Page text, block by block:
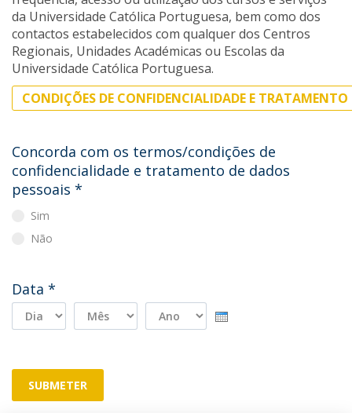
da Universidade Católica Portuguesa, bem como dos
contactos estabelecidos com qualquer dos Centros
Regionais, Unidades Académicas ou Escolas da
Universidade Católica Portuguesa.
CONDIÇÕES DE CONFIDENCIALIDADE E TRATAMENTO
Concorda com os termos/condições de
confidencialidade e tratamento de dados
pessoais *
Sim
Não
Data *
Mês Ano
SUBMETER